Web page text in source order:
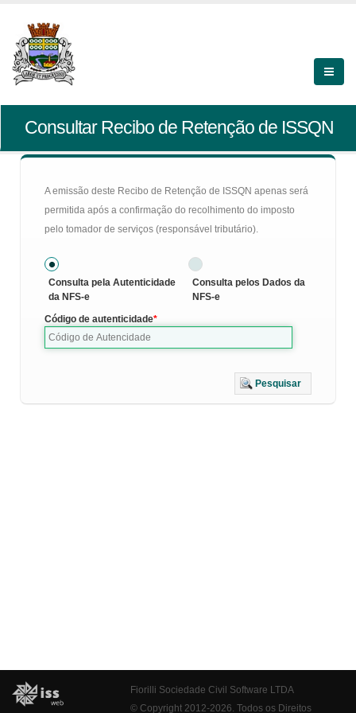
Consultar Recibo de Retenção de ISSQN
A emissão deste Recibo de Retenção de ISSQN apenas será
permitida após a confirmação do recolhimento do imposto
pelo tomador de serviços (responsável tributário).
Consulta pela Autenticidade
da NFS-e
Consulta pelos Dados da
NFS-e
Código de autenticidade
Pesquisar
Fiorilli Sociedade Civil Software LTDA
© Copyright 2012-2026. Todos os Direitos